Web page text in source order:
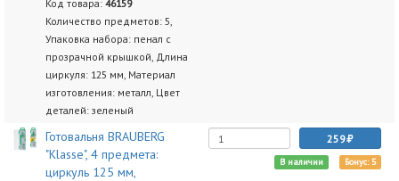
Код товара: 46159
Количество предметов: 5,
Упаковка набора: пенал с
прозрачной крышкой, Длина
циркуля: 125 мм, Материал
изготовления: металл, Цвет
деталей: зеленый
Готовальня BRAUBERG
"Klasse", 4 предмета:
циркуль 125 мм,
259
В наличии Бонус: 5